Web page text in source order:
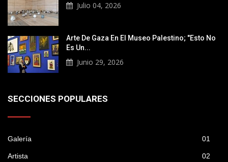
Julio 04, 2026
Arte De Gaza En El Museo Palestino; "Esto No
Es Un...
Junio 29, 2026
SECCIONES POPULARES
Galería 01
Artista 02